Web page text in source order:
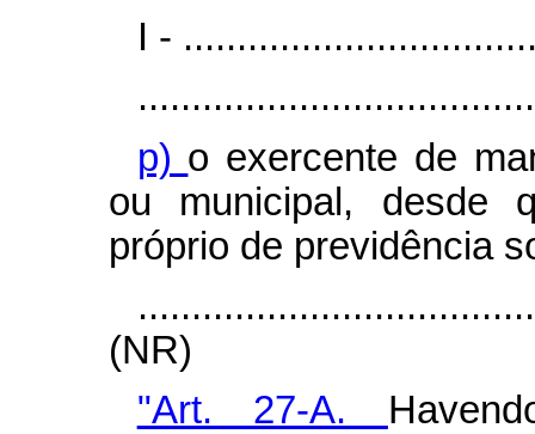
I -
p) o exercente de
ou municipal, desde
próprio de previdência
(NR)
"Art. 27-A.